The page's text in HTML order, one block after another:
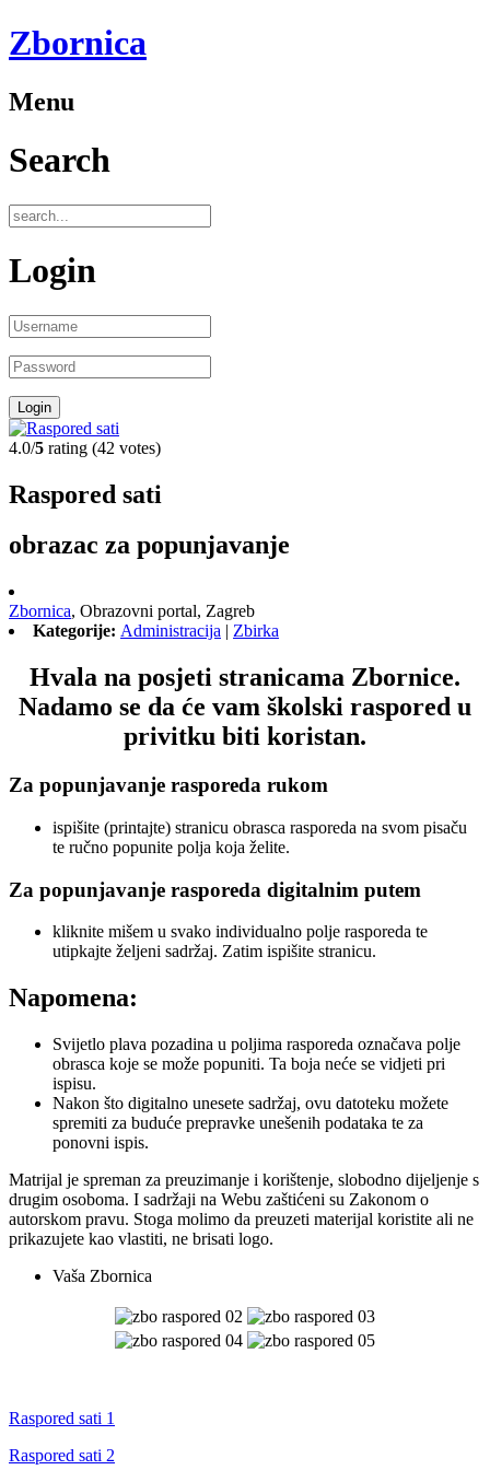
Zbornica
Menu
Search
Login
4.0/5 rating (42 votes)
Raspored sati
obrazac za popunjavanje
Zbornica, Obrazovni portal, Zagreb
Kategorije: Administracija | Zbirka
Hvala na posjeti stranicama Zbornice.
Nadamo se da će vam školski raspored u
privitku biti koristan.
Za popunjavanje rasporeda rukom
ispišite (printajte) stranicu obrasca rasporeda na svom pisaču
te ručno popunite polja koja želite.
Za popunjavanje rasporeda digitalnim putem
kliknite mišem u svako individualno polje rasporeda te
utipkajte željeni sadržaj. Zatim ispišite stranicu.
Napomena:
Svijetlo plava pozadina u poljima rasporeda označava polje
obrasca koje se može popuniti. Ta boja neće se vidjeti pri
ispisu.
Nakon što digitalno unesete sadržaj, ovu datoteku možete
spremiti za buduće prepravke unešenih podataka te za
ponovni ispis.
Matrijal je spreman za preuzimanje i korištenje, slobodno dijeljenje s
drugim osoboma. I sadržaji na Webu zaštićeni su Zakonom o
autorskom pravu. Stoga molimo da preuzeti materijal koristite ali ne
prikazujete kao vlastiti, ne brisati logo.
Vaša Zbornica
Raspored sati 1
Raspored sati 2